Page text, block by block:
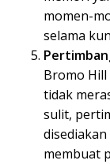
momen-
selama
Bromo Hill
tidak
sulit,
membuat